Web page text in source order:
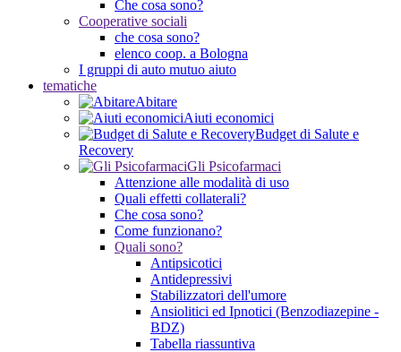
Che cosa sono?
Cooperative sociali
che cosa sono?
elenco coop. a Bologna
I gruppi di auto mutuo aiuto
tematiche
Abitare
Aiuti economici
Budget di Salute e
Recovery
Gli Psicofarmaci
Attenzione alle modalità di uso
Quali effetti collaterali?
Che cosa sono?
Come funzionano?
Quali sono?
Antipsicotici
Antidepressivi
Stabilizzatori dell'umore
Ansiolitici ed Ipnotici (Benzodiazepine -
BDZ)
Tabella riassuntiva